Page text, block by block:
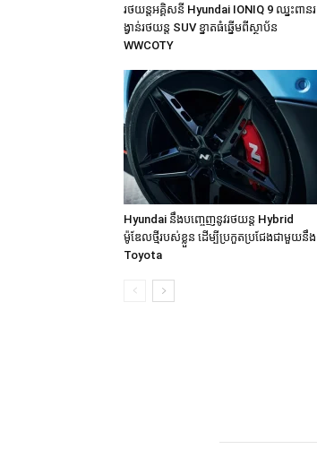
រថយន្ដអគ្គិសនី Hyundai IONIQ 9 ឈ្នះពានរ
ង្វាន់រថយន្ត SUV ខ្នាតធំឆ្នើមពីស្ថាប័ន
WWCOTY
Hyundai នឹងបញ្ចេញនូវរថយន្ត Hybrid
ម៉ូឌែលថ្មីរបស់ខ្លួន ដើម្បីប្រកួតប្រជែងជាមួយនឹង
Toyota